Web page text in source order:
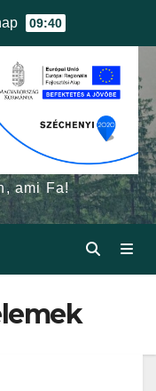
09:40
ami Fa!